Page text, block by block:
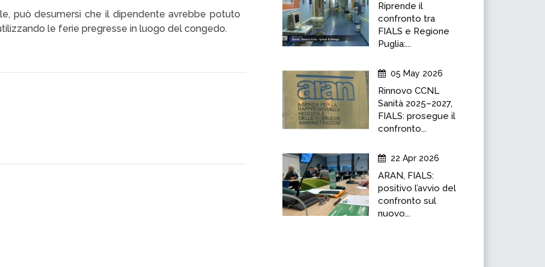
può desumersi che il dipendente avrebbe potuto
le ferie pregresse in luogo del congedo.
Riprende il
confronto tra
FIALS e Regione
Puglia:...
05 May 2026
Rinnovo CCNL
Sanità 2025–2027,
FIALS: prosegue il
confronto...
22 Apr 2026
ARAN, FIALS:
positivo l’avvio del
confronto sul
nuovo...